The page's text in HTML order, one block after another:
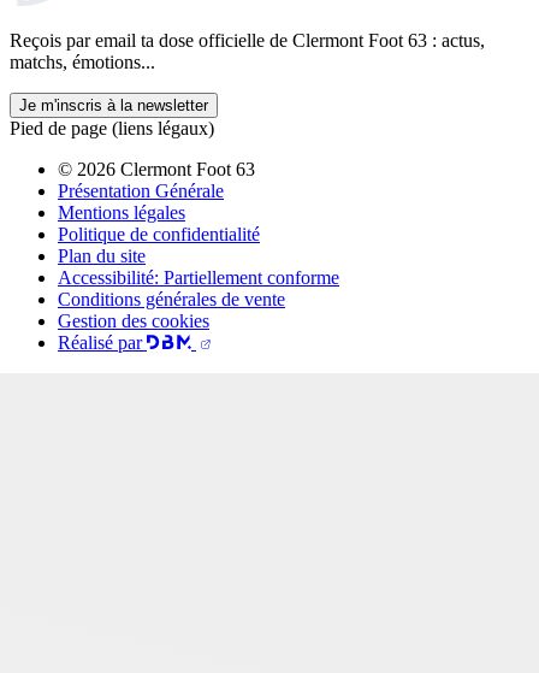
Reçois par email ta dose officielle de Clermont Foot 63 : actus,
matchs, émotions...
Je m'inscris à la newsletter
Pied de page (liens légaux)
© 2026 Clermont Foot 63
Présentation Générale
Mentions légales
Politique de confidentialité
Plan du site
Accessibilité: Partiellement conforme
Conditions générales de vente
Gestion des cookies
Réalisé par